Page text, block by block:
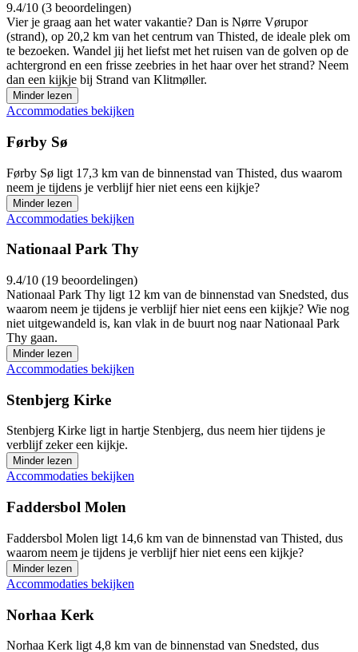
9.4/10 (3 beoordelingen)
Vier je graag aan het water vakantie? Dan is Nørre Vørupor
(strand), op 20,2 km van het centrum van Thisted, de ideale plek om
te bezoeken. Wandel jij het liefst met het ruisen van de golven op de
achtergrond en een frisse zeebries in het haar over het strand? Neem
dan een kijkje bij Strand van Klitmøller.
Minder lezen
Accommodaties bekijken
Førby Sø
Førby Sø ligt 17,3 km van de binnenstad van Thisted, dus waarom
neem je tijdens je verblijf hier niet eens een kijkje?
Minder lezen
Accommodaties bekijken
Nationaal Park Thy
9.4/10 (19 beoordelingen)
Nationaal Park Thy ligt 12 km van de binnenstad van Snedsted, dus
waarom neem je tijdens je verblijf hier niet eens een kijkje? Wie nog
niet uitgewandeld is, kan vlak in de buurt nog naar Nationaal Park
Thy gaan.
Minder lezen
Accommodaties bekijken
Stenbjerg Kirke
Stenbjerg Kirke ligt in hartje Stenbjerg, dus neem hier tijdens je
verblijf zeker een kijkje.
Minder lezen
Accommodaties bekijken
Faddersbol Molen
Faddersbol Molen ligt 14,6 km van de binnenstad van Thisted, dus
waarom neem je tijdens je verblijf hier niet eens een kijkje?
Minder lezen
Accommodaties bekijken
Norhaa Kerk
Norhaa Kerk ligt 4,8 km van de binnenstad van Snedsted, dus